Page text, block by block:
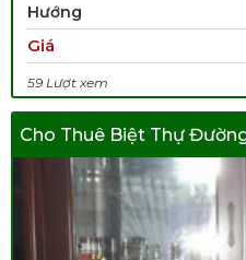
Hướng
Giá
59 Lượt xem
Cho Thuê Biệt Thự